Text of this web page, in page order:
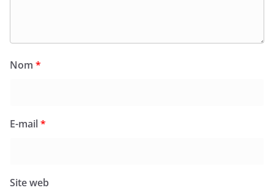
Nom *
E-mail*
Site web